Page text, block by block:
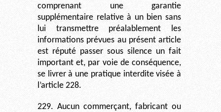
comprenant une garantie
supplémentaire relative à un bien sans
lui transmettre préalablement les
informations prévues au présent article
est réputé passer sous silence un fait
important et, par voie de conséquence,
se livrer à une pratique interdite visée à
l’article 228.
229. Aucun commerçant, fabricant ou